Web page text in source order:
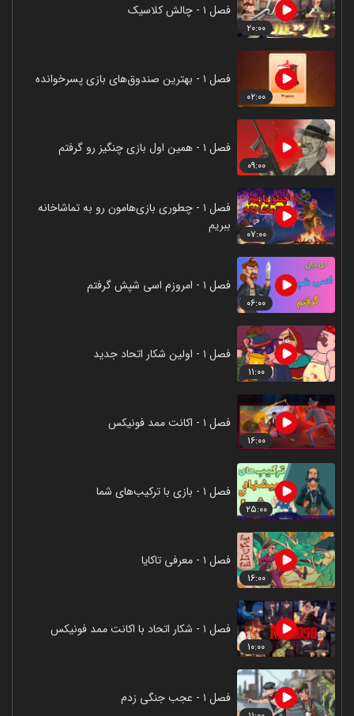
۲۰:۰۰
فصل ۱ - چالش کلاسیک
۰۲:۰۰
فصل ۱ - بهترین صندوق‌های بازی پسرخوانده
۰۹:۰۰
فصل ۱ - همین اول بازی چنگیز رو گرفتم
۰۷:۰۰
فصل ۱ - چطوری بازی‌هامون رو به تماشاخانه
ببریم
۰۶:۰۰
فصل ۱ - امروزم اسی شپش گرفتم
۱۱:۰۰
فصل ۱ - اولین شکار اتحاد جدید
۱۶:۰۰
فصل ۱ - اکانت ممد فونیکس
۲۵:۰۰
فصل ۱ - بازی با ترکیب‌های شما
۱۶:۰۰
فصل ۱ - معرفی تاکایا
۱۰:۰۰
فصل ۱ - شکار اتحاد با اکانت ممد فونیکس
فصل ۱ - عجب جنگی زدم